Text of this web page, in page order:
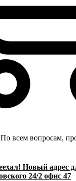
всем вопросам,
Новый адрес
24/2 офис 47